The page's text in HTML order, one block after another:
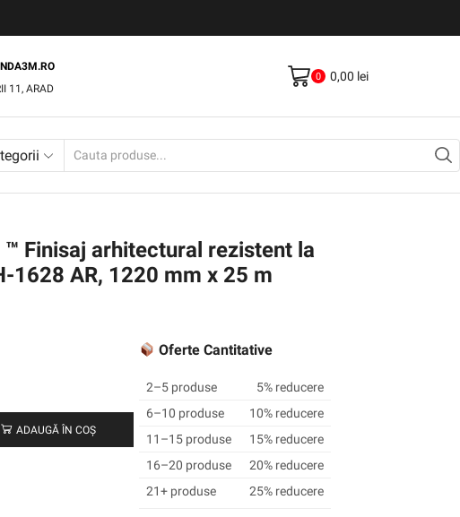
11, ARAD
0 0,00 lei
™ Finisaj arhitectural rezistent la
1628 AR, 1220 mm x 25 m
ADAUGĂ ÎN COȘ
Oferte Cantitative
2–5 produse
5% reducere
6–10 produse
10% reducere
11–15 produse
15% reducere
16–20 produse
20% reducere
21+ produse
25% reducere